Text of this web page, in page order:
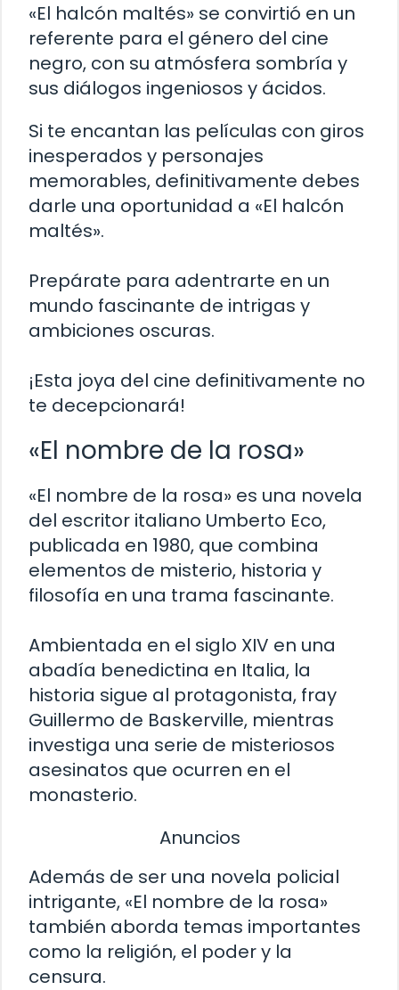
«El halcón maltés» se convirtió en un
referente para el género del cine
negro, con su atmósfera sombría y
sus diálogos ingeniosos y ácidos.
Si te encantan las películas con giros
inesperados y personajes
memorables, definitivamente debes
darle una oportunidad a «El halcón
maltés».
Prepárate para adentrarte en un
mundo fascinante de intrigas y
ambiciones oscuras.
¡Esta joya del cine definitivamente no
te decepcionará!
«El nombre de la rosa»
«El nombre de la rosa» es una novela
del escritor italiano Umberto Eco,
publicada en 1980, que combina
elementos de misterio, historia y
filosofía en una trama fascinante.
Ambientada en el siglo XIV en una
abadía benedictina en Italia, la
historia sigue al protagonista, fray
Guillermo de Baskerville, mientras
investiga una serie de misteriosos
asesinatos que ocurren en el
monasterio.
Anuncios
Además de ser una novela policial
intrigante, «El nombre de la rosa»
también aborda temas importantes
como la religión, el poder y la
censura.